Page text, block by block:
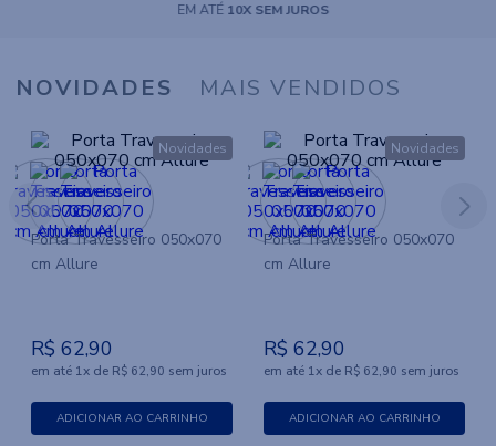
EM ATÉ 10X SEM JUROS
NOVIDADES MAIS VENDIDOS
Novidades
Porta Travesseiro 050x070
cm Allure
R$ 62,90
em até 1x de R$ 62,90 sem juros
ADICIONAR AO CARRINHO
Novidades
Porta Travesseiro 050x070
cm Allure
R$ 62,90
em até 1x de R$ 62,90 sem juros
ADICIONAR AO CARRINHO